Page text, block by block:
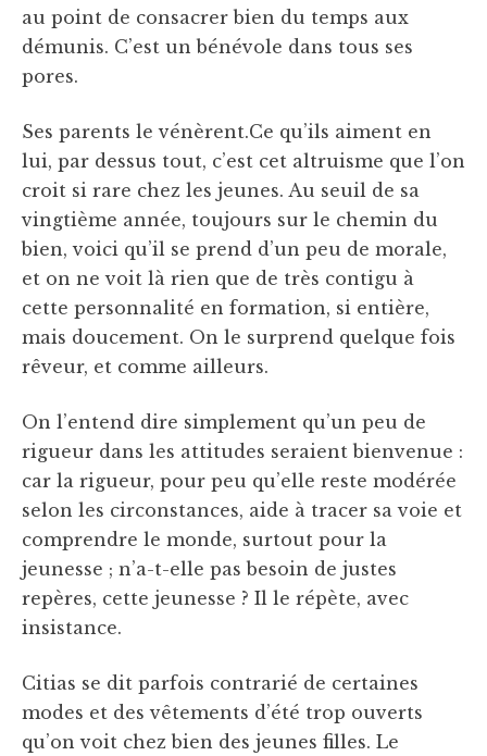
au point de consacrer bien du temps aux
démunis. C’est un bénévole dans tous ses
pores.
Ses parents le vénèrent.Ce qu’ils aiment en
lui, par dessus tout, c’est cet altruisme que l’on
croit si rare chez les jeunes. Au seuil de sa
vingtième année, toujours sur le chemin du
bien, voici qu’il se prend d’un peu de morale,
et on ne voit là rien que de très contigu à
cette personnalité en formation, si entière,
mais doucement. On le surprend quelque fois
rêveur, et comme ailleurs.
On l’entend dire simplement qu’un peu de
rigueur dans les attitudes seraient bienvenue :
car la rigueur, pour peu qu’elle reste modérée
selon les circonstances, aide à tracer sa voie et
comprendre le monde, surtout pour la
jeunesse ; n’a-t-elle pas besoin de justes
repères, cette jeunesse ? Il le répète, avec
insistance.
Citias se dit parfois contrarié de certaines
modes et des vêtements d’été trop ouverts
qu’on voit chez bien des jeunes filles. Le